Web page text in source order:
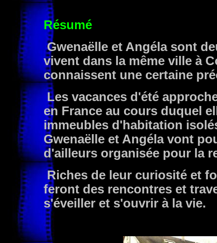
Résumé
Gwenaëlle et Angéla sont
vivent dans la même ville à
connaissent une certaine
Les vacances d'été
en France au cours duquel
immeubles d'habitation
Gwenaëlle et Angéla vont
d'ailleurs organisée pour la
Riches de leur curiosité et
feront des rencontres et
s'éveiller et s'ouvrir à la vie.